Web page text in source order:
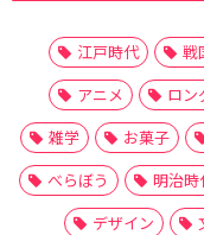
江戸時代 戦
アニメ
ロン
雑学
お菓子
べらぼう
明治時
デザイン